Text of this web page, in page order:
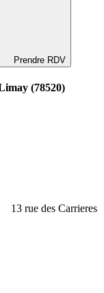
Prendre RDV
(78520)
13 rue des Carrieres